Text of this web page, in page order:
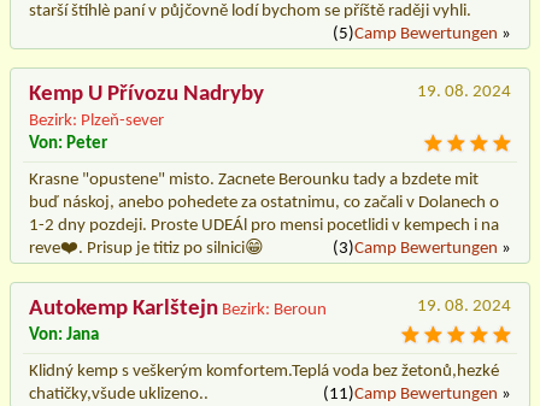
starší štíhlè paní v půjčovně lodí bychom se příště raději vyhli.
(5)Camp Bewertungen »
Kemp U Přívozu Nadryby
Bezirk: Plzeň-sever
19. 08. 2024
Von: Peter
Krasne "opustene" misto. Zacnete Berounku tady a bzdete mit
buď náskoj, anebo pohedete za ostatnimu, co začali v Dolanech o
1-2 dny pozdeji. Proste UDEÁl pro mensi pocetlidi v kempech i na
reve❤️. Prisup je titiz po silnici😁
(3)Camp Bewertungen »
Autokemp Karlštejn Bezirk: Beroun
19. 08. 2024
Von: Jana
Klidný kemp s veškerým komfortem.Teplá voda bez žetonů,hezké
chatičky,všude uklizeno..
(11)Camp Bewertungen »